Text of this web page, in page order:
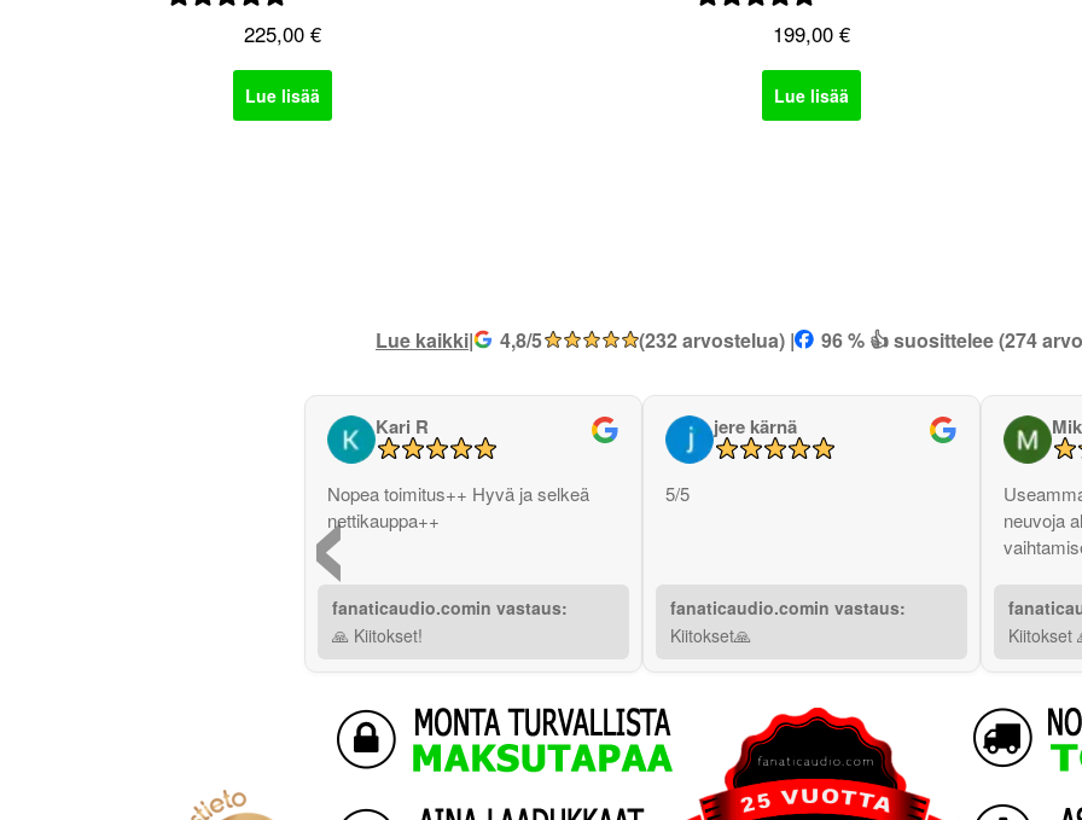
225,00 €
Lue lisää
199,00 €
Lue lisää
Lue kaikki| 4,8/5 (232 arvostelua) | 96 % 👍 suosittelee (274
‹
Kari R
Nopea toimitus++ Hyvä ja selkeä
nettikauppa++
fanaticaudio.comin vastaus:
🙏 Kiitokset!
jere kärnä
5/5
fanaticaudio.comin vastaus:
Kiitokset🙏
neuvoja
Kiitokset